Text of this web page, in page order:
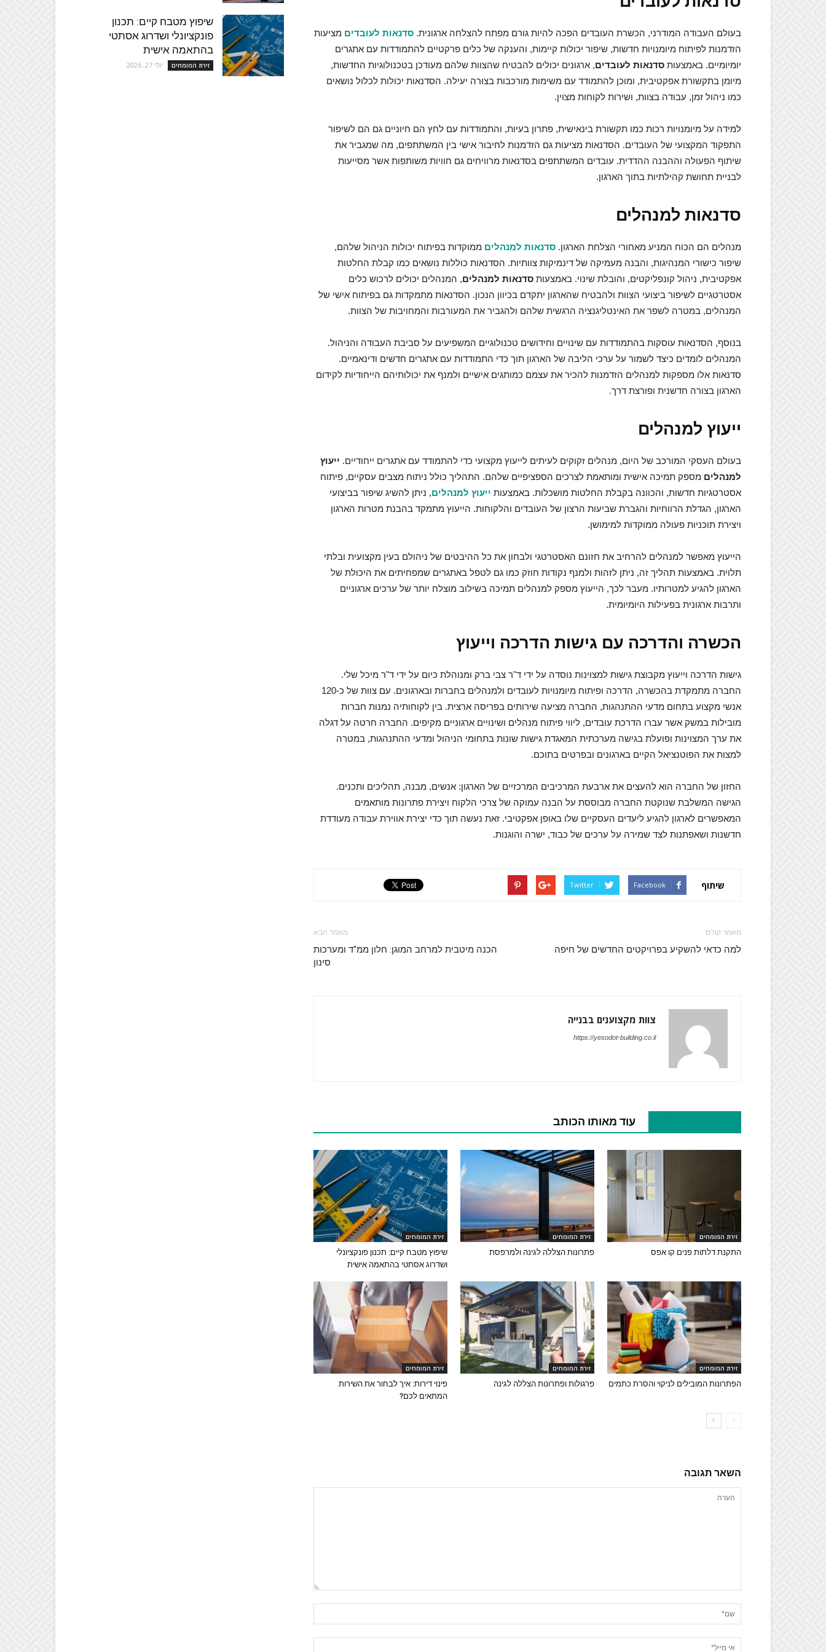
בעולם העבודה המודרני, הכשרת העובדים הפכה להיות גורם מפתח להצלחה ארגונית. סדנאות לעובדים מציעות
הזדמנות לפיתוח מיומנויות חדשות, שיפור יכולות קיימות, והענקה של כלים פרקטיים להתמודדות עם אתגרים
יומיומיים. באמצעות סדנאות לעובדים, ארגונים יכולים להבטיח שהצוות שלהם מעודכן בטכנולוגיות החדשות,
מיומן בתקשורת אפקטיבית, ומוכן להתמודד עם משימות מורכבות בצורה יעילה. הסדנאות יכולות לכלול נושאים
כמו ניהול זמן, עבודה בצוות, ושירות לקוחות מצוין.
למידה על מיומנויות רכות כמו תקשורת בינאישית, פתרון בעיות, והתמודדות עם לחץ הם חיוניים גם הם לשיפור
התפקוד המקצועי של העובדים. הסדנאות מציעות גם הזדמנות לחיבור אישי בין המשתתפים, מה שמגביר את
שיתוף הפעולה וההבנה ההדדית. עובדים המשתתפים בסדנאות מרוויחים גם חוויות משותפות אשר מסייעות
לבניית תחושת קהילתיות בתוך הארגון.
סדנאות למנהלים
מנהלים הם הכוח המניע מאחורי הצלחת הארגון. סדנאות למנהלים ממוקדות בפיתוח יכולות הניהול שלהם,
שיפור כישורי המנהיגות, והבנה מעמיקה של דינמיקות צוותיות. הסדנאות כוללות נושאים כמו קבלת החלטות
אפקטיבית, ניהול קונפליקטים, והובלת שינוי. באמצעות סדנאות למנהלים, המנהלים יכולים לרכוש כלים
אסטרטגיים לשיפור ביצועי הצוות ולהבטיח שהארגון יתקדם בכיוון הנכון. הסדנאות מתמקדות גם בפיתוח אישי של
המנהלים, במטרה לשפר את האינטליגנציה הרגשית שלהם ולהגביר את המעורבות והמחויבות של הצוות.
בנוסף, הסדנאות עוסקות בהתמודדות עם שינויים וחידושים טכנולוגיים המשפיעים על סביבת העבודה והניהול.
המנהלים לומדים כיצד לשמור על ערכי הליבה של הארגון תוך כדי התמודדות עם אתגרים חדשים ודינאמיים.
סדנאות אלו מספקות למנהלים הזדמנות להכיר את עצמם כמותגים אישיים ולמנף את יכולותיהם הייחודיות לקידום
הארגון בצורה חדשנית ופורצת דרך.
ייעוץ למנהלים
בעולם העסקי המורכב של היום, מנהלים זקוקים לעיתים לייעוץ מקצועי כדי להתמודד עם אתגרים ייחודיים. ייעוץ
למנהלים מספק תמיכה אישית ומותאמת לצרכים הספציפיים שלהם. התהליך כולל ניתוח מצבים עסקיים, פיתוח
אסטרטגיות חדשות, והכוונה בקבלת החלטות מושכלות. באמצעות ייעוץ למנהלים, ניתן להשיג שיפור בביצועי
הארגון, הגדלת הרווחיות והגברת שביעות הרצון של העובדים והלקוחות. הייעוץ מתמקד בהבנת מטרות הארגון
ויצירת תוכניות פעולה ממוקדות למימושן.
הייעוץ מאפשר למנהלים להרחיב את חזונם האסטרטגי ולבחון את כל ההיבטים של ניהולם בעין מקצועית ובלתי
תלוית. באמצעות תהליך זה, ניתן לזהות ולמנף נקודות חוזק כמו גם לטפל באתגרים שמפחיתים את היכולת של
הארגון להגיע למטרותיו. מעבר לכך, הייעוץ מספק למנהלים תמיכה בשילוב מוצלח יותר של ערכים ארגוניים
ותרבות ארגונית בפעילות היומיומית.
הכשרה והדרכה עם גישות הדרכה וייעוץ
גישות הדרכה וייעוץ מקבוצת גישות למצוינות נוסדה על ידי ד"ר צבי ברק ומנוהלת כיום על ידי ד"ר מיכל שלי.
החברה מתמקדת בהכשרה, הדרכה ופיתוח מיומנויות לעובדים ולמנהלים בחברות ובארגונים. עם צוות של כ-120
אנשי מקצוע בתחום מדעי ההתנהגות, החברה מציעה שירותים בפריסה ארצית. בין לקוחותיה נמנות חברות
מובילות במשק אשר עברו הדרכת עובדים, ליווי פיתוח מנהלים ושינויים ארגוניים מקיפים. החברה חרטה על דגלה
את ערך המצוינות ופועלת בגישה מערכתית המאגדת גישות שונות בתחומי הניהול ומדעי ההתנהגות, במטרה
למצות את הפוטנציאל הקיים בארגונים ובפרטים בתוכם.
החזון של החברה הוא להעצים את ארבעת המרכיבים המרכזיים של הארגון: אנשים, מבנה, תהליכים ותכנים.
הגישה המשלבת שנוקטת החברה מבוססת על הבנה עמוקה של צרכי הלקוח ויצירת פתרונות מותאמים
המאפשרים לארגון להגיע ליעדים העסקיים שלו באופן אפקטיבי. זאת נעשה תוך כדי יצירת אווירת עבודה מעודדת
חדשנות ושאפתנות לצד שמירה על ערכים של כבוד, ישרה והוגנות.
שיתוף Facebook
Twitter
מאמר קודם
למה כדאי להשקיע בפרויקטים החדשים של חיפה
מאמר הבא
הכנה מיטבית למרחב המוגן: חלון ממ"ד ומערכות
סינון
צוות מקצוענים בבנייה
https://yesodot-building.co.il
עוד מאותו הכותב
זירת המומחים
התקנת דלתות פנים קו אפס
זירת המומחים
פתרונות הצללה לגינה ולמרפסת
זירת המומחים
שיפוץ מטבח קיים: תכנון פונקציונלי
ושדרוג אסתטי בהתאמה אישית
זירת המומחים
הפתרונות המובילים לניקוי והסרת כתמים
זירת המומחים
פרגולות ופתרונות הצללה לגינה
זירת המומחים
פינוי דירות: איך לבחור את השירות
המתאים לכם?
השאר תגובה
שיפוץ מטבח קיים: תכנון
פונקציונלי ושדרוג אסתטי
בהתאמה אישית
זירת המומחים יולי 27, 2026